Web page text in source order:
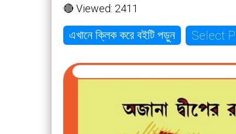
🔴 Viewed: 2411
এখানে ক্লিক করে বইটি পড়ুন Select